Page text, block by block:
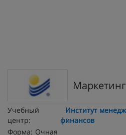
Маркетинг
Учебный
центр:
Институт
финансов
Форма: Очная